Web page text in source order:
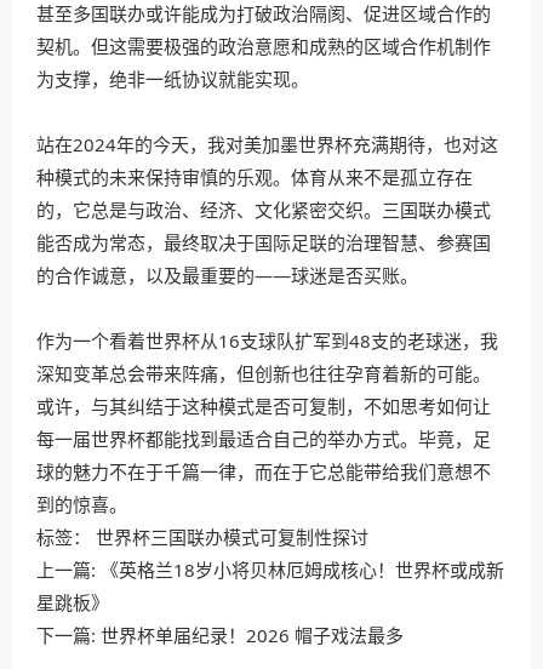
甚至多国联办或许能成为打破政治隔阂、促进区域合作的
契机。但这需要极强的政治意愿和成熟的区域合作机制作
为支撑，绝非一纸协议就能实现。
站在2024年的今天，我对美加墨世界杯充满期待，也对这
种模式的未来保持审慎的乐观。体育从来不是孤立存在
的，它总是与政治、经济、文化紧密交织。三国联办模式
能否成为常态，最终取决于国际足联的治理智慧、参赛国
的合作诚意，以及最重要的——球迷是否买账。
作为一个看着世界杯从16支球队扩军到48支的老球迷，我
深知变革总会带来阵痛，但创新也往往孕育着新的可能。
或许，与其纠结于这种模式是否可复制，不如思考如何让
每一届世界杯都能找到最适合自己的举办方式。毕竟，足
球的魅力不在于千篇一律，而在于它总能带给我们意想不
到的惊喜。
标签： 世界杯三国联办模式可复制性探讨
上一篇: 《英格兰18岁小将贝林厄姆成核心！世界杯或成新
星跳板》
下一篇: 世界杯单届纪录！2026 帽子戏法最多